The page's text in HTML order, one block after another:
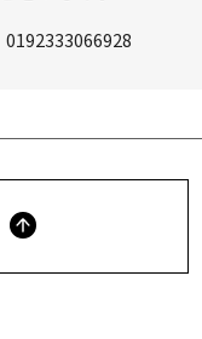
0192333066928